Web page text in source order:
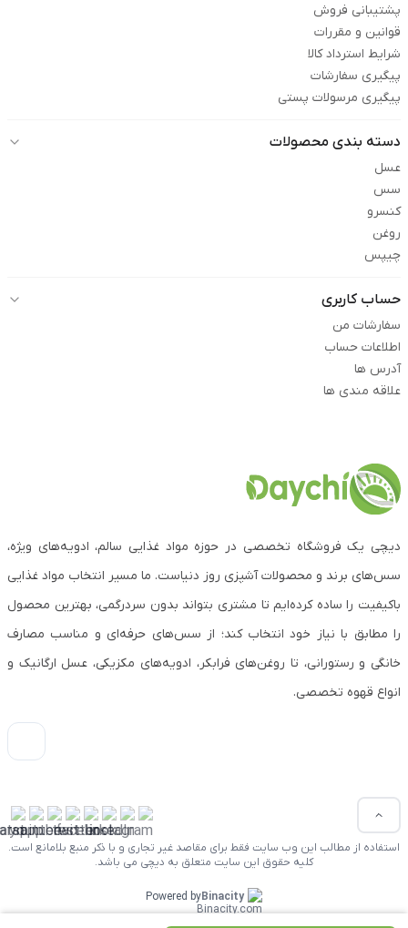
پشتیبانی فروش
قوانین و مقررات
شرایط استرداد کالا
پیگیری سفارشات
پیگیری مرسولات پستی
دسته بندی محصولات
عسل
سس
کنسرو
روغن
چیپس
حساب کاربری
سفارشات من
اطلاعات حساب
آدرس ها
علاقه مندی ها
دیچی یک فروشگاه تخصصی در حوزه مواد غذایی سالم، ادویه‌های ویژه،
سس‌های برند و محصولات آشپزی روز دنیاست. ما مسیر انتخاب مواد غذایی
باکیفیت را ساده کرده‌ایم تا مشتری بتواند بدون سردرگمی، بهترین محصول
را مطابق با نیاز خود انتخاب کند؛ از سس‌های حرفه‌ای و مناسب مصارف
خانگی و رستورانی، تا روغن‌های فرابکر، ادویه‌های مکزیکی، عسل ارگانیک و
انواع قهوه تخصصی.
استفاده از مطالب این وب سایت فقط برای مقاصد غیر تجاری و با ذکر منبع بلامانع است.
کلیه حقوق این سایت متعلق به دیچی می باشد.
Powered byBinacity